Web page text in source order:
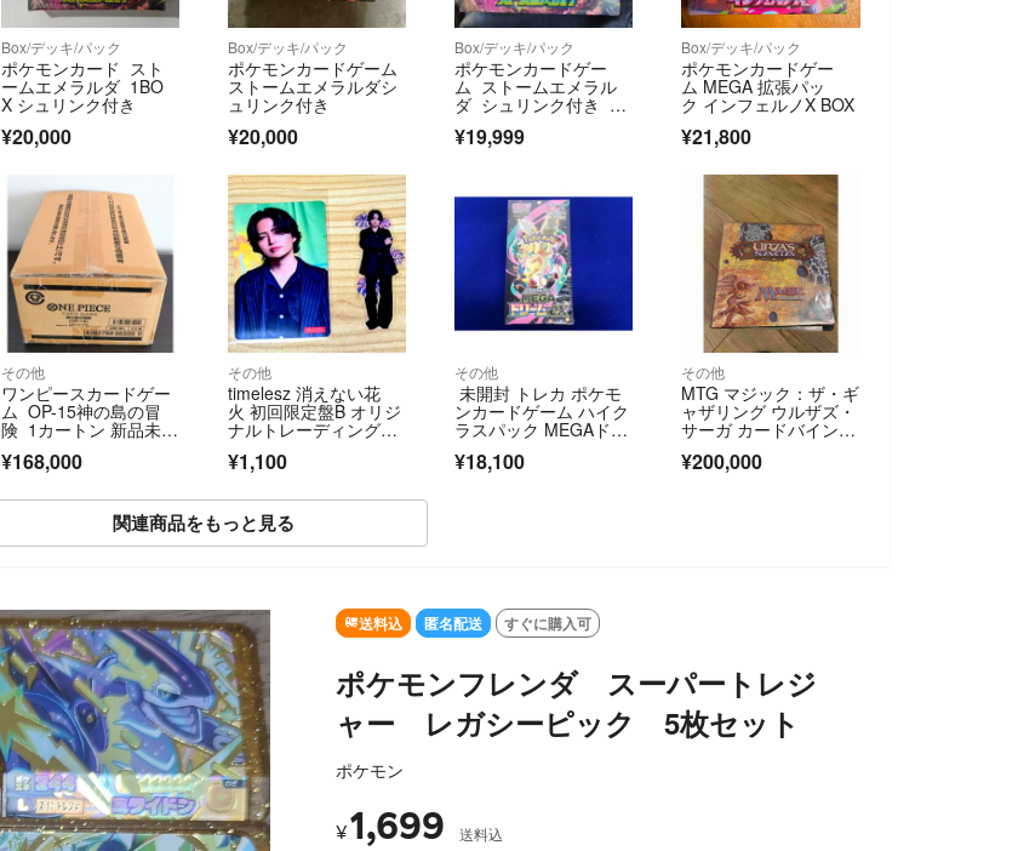
Box/デッキ/パック
ポケモンカード スト
ームエメラルダ 1BO
X シュリンク付き
¥20,000
Box/デッキ/パック
ポケモンカードゲーム
ストームエメラルダシ
ュリンク付き
¥20,000
Box/デッキ/パック
ポケモンカードゲー
ム ストームエメラル
ダ シュリンク付き ボ
¥19,999
Box/デッキ/パック
ポケモンカードゲー
ム MEGA 拡張パッ
ク インフェルノX BOX
¥21,800
その他
ワンピースカードゲー
ム OP-15神の島の冒
険 1カートン 新品未開
¥168,000
その他
timelesz 消えない花
火 初回限定盤B オリジ
ナルトレーディングカ
輝 フレークシール 菊
¥1,100
その他
未開封 トレカ ポケモ
ンカードゲーム ハイク
ラスパック MEGAドリ
ク付き
¥18,100
その他
MTG マジック：ザ・ギ
ャザリング ウルザズ・
サーガ カードバインダ
¥200,000
関連商品をもっと見る
送料込 匿名配送 すぐに購入可
ポケモンフレンダ スーパートレジ
ャー レガシーピック 5枚セット
ポケモン
¥1,699 送料込